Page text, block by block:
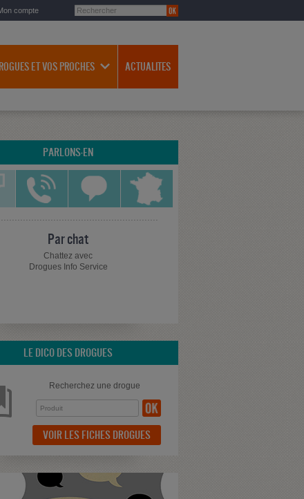
compte
ET VOS PROCHES ACTUALITES
PARLONS-EN
Par chat
Chattez avec
Drogues Info Service
LE DICO DES DROGUES
Recherchez une drogue
VOIR LES FICHES DROGUES